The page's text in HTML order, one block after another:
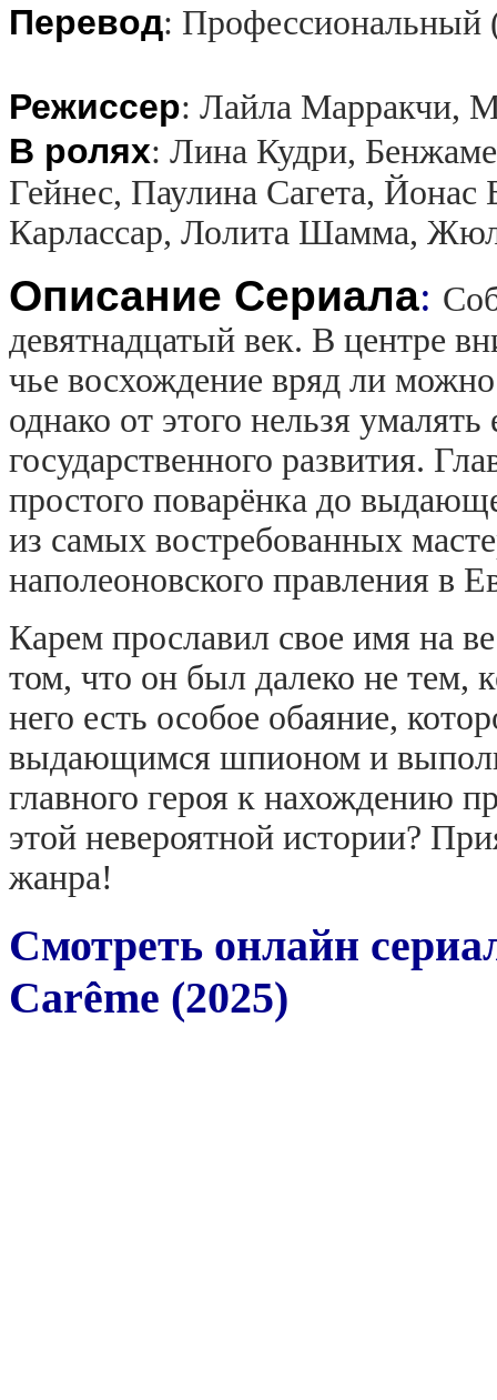
Перевод: Профессиональный
Режиссер: Лайла Марракчи,
В ролях: Лина Кудри,
Гейнес, Паулина Сагета,
Карлассар, Лолита Шамма,
Описание Сериала:
девятнадцатый век. В центре
чье восхождение вряд ли
однако от этого нельзя
государственного развития.
простого поварёнка до
из самых востребованных
наполеоновского правления в
Карем прославил свое имя на
том, что он был далеко не тем,
него есть особое обаяние,
выдающимся шпионом и
главного героя к нахождению
этой невероятной истории?
жанра!
Смотреть онлайн
Carême (2025)